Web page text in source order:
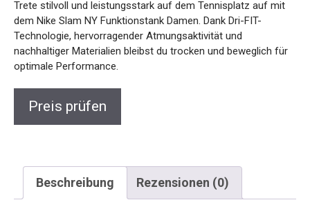
dem Nike Slam NY Funktionstank Damen. Dank Dri-FIT-
Technologie, hervorragender Atmungsaktivität und
nachhaltiger Materialien bleibst du trocken und beweglich
für optimale Performance.
Beschreibung Rezensionen (0)